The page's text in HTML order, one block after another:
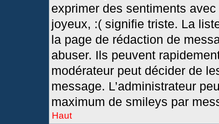
exprimer des sentiments
joyeux, :( signifie triste. La
la page de rédaction de
abuser. Ils peuvent
modérateur peut décider de
message. L’administrateur
maximum de smileys par
Haut